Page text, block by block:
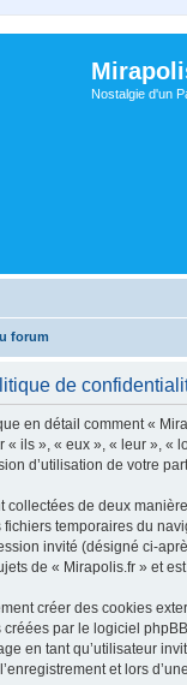
Nostalgie d'un
forum
de
en détail comment «
« ils », « eux », « leur », «
d’utilisation de votre
collectées de deux
temporaires du
invité (désigné ci-
de « Mirapolis.fr » et
créer des cookies
par le logiciel
en tant qu’utilisateur
et lors